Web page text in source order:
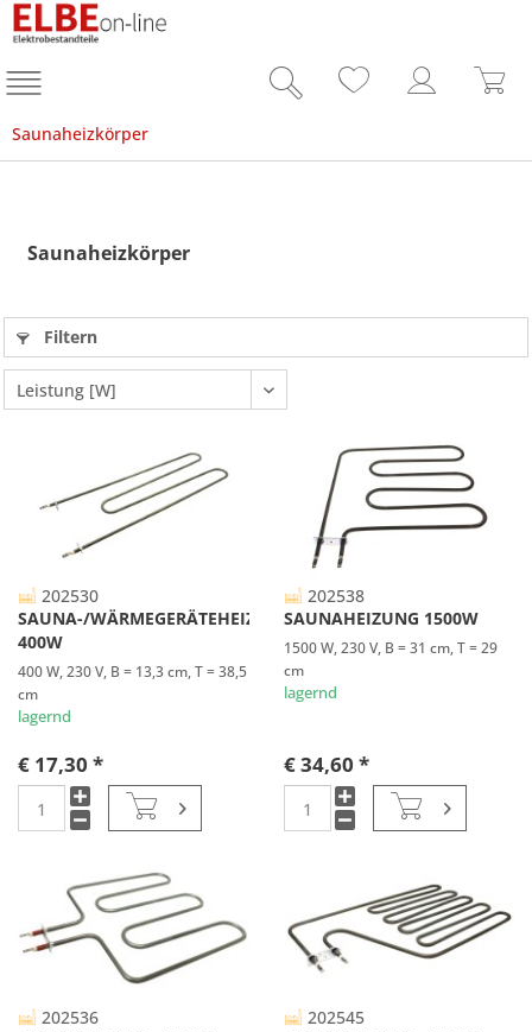
Saunaheizkörper
Saunaheizkörper
Filtern
202530
SAUNA-/WÄRMEGERÄTEHEIZUNG
400W
400 W, 230 V, B = 13,3 cm, T = 38,5
cm
lagernd
€ 17,30 *
202538
SAUNAHEIZUNG 1500W
1500 W, 230 V, B = 31 cm, T = 29
cm
lagernd
€ 34,60 *
202536
202545